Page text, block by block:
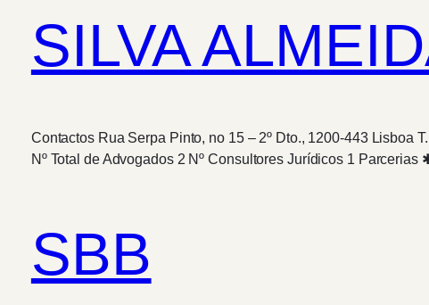
SILVA
Contactos Rua Serpa Pinto, no 15 – 2º Dto., 1200-443 Lisboa
Nº Total de Advogados 2 Nº Consultores Jurídicos 1
SBB